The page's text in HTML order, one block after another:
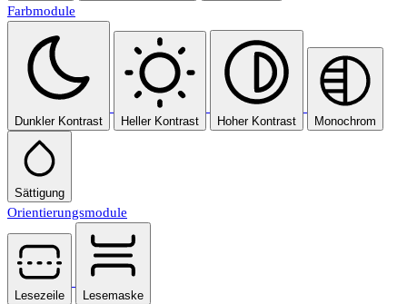
Farbmodule
Dunkler Kontrast Heller Kontrast Hoher Kontrast Monochrom
Sättigung
Orientierungsmodule
Lesezeile
Lesemaske